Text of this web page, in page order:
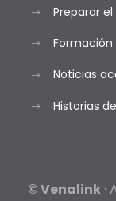
Preparar el
Formación
Noticias
Historias
© Venalink ·